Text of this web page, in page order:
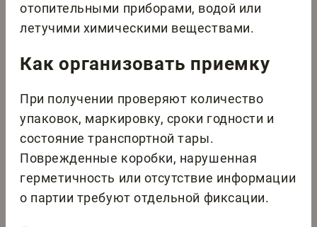
отопительными приборами, водой или
летучими химическими веществами.
Как организовать приемку
При получении проверяют количество
упаковок, маркировку, сроки годности и
состояние транспортной тары.
Поврежденные коробки, нарушенная
герметичность или отсутствие информации
о партии требуют отдельной фиксации.